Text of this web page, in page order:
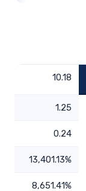
10.18
1.25
0.24
13,401.13%
8,651.41%